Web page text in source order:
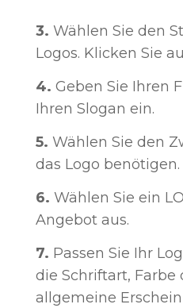
3. Wählen Sie den
Logos. Klicken Sie
4. Geben Sie Ihren
Ihren Slogan ein.
5. Wählen Sie den
das Logo benötigen.
6. Wählen Sie ein
Angebot aus.
7. Passen Sie Ihr
die Schriftart, Farbe
allgemeine